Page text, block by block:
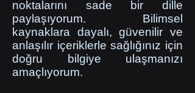
noktalarını sade bir dille
paylaşıyorum. Bilimsel
kaynaklara dayalı, güvenilir ve
anlaşılır içeriklerle sağlığınız için
doğru bilgiye ulaşmanızı
amaçlıyorum.